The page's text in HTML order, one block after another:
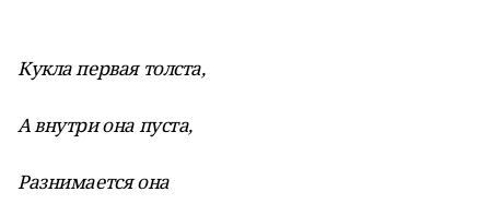
Кукла первая толста,
А внутри она пуста,
Разнимается она